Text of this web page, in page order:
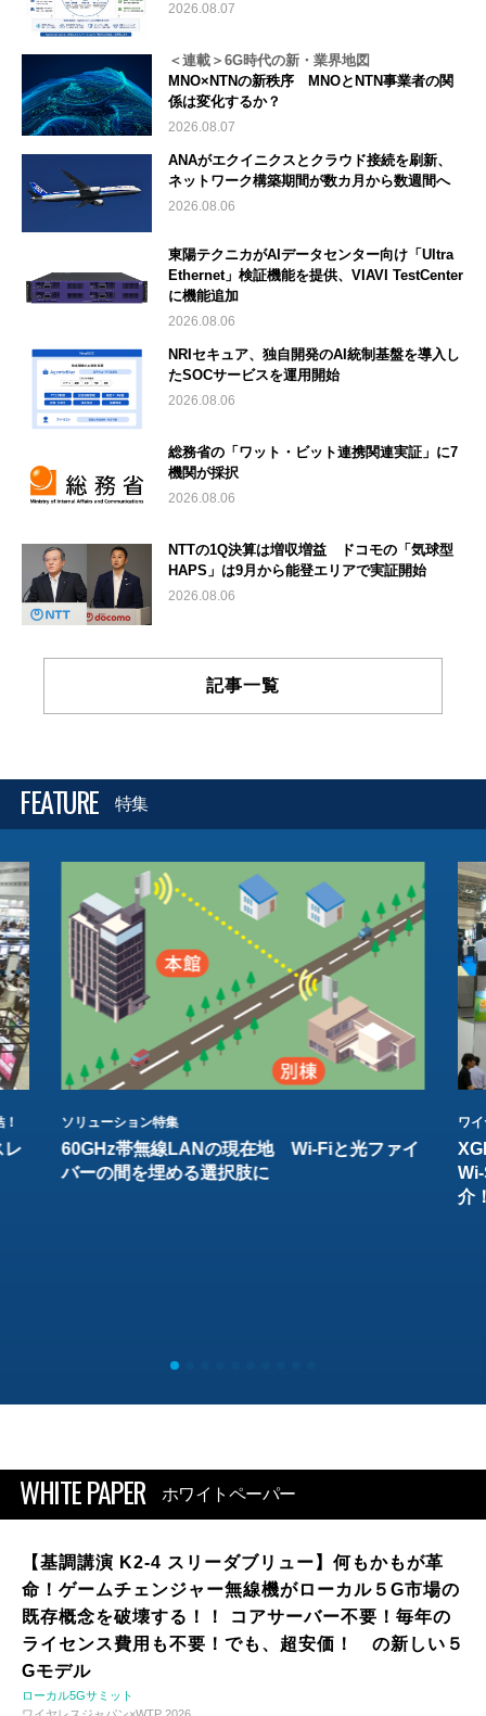
2026.08.07
＜連載＞6G時代の新・業界地図
MNO×NTNの新秩序 MNOとNTN事業者の関
係は変化するか？
2026.08.07
ANAがエクイニクスとクラウド接続を刷新、
ネットワーク構築期間が数カ月から数週間へ
2026.08.06
東陽テクニカがAIデータセンター向け「Ultra
Ethernet」検証機能を提供、VIAVI TestCenter
に機能追加
2026.08.06
NRIセキュア、独自開発のAI統制基盤を導入し
たSOCサービスを運用開始
2026.08.06
総務省の「ワット・ビット連携関連実証」に7
機関が採択
2026.08.06
NTTの1Q決算は増収増益 ドコモの「気球型
HAPS」は9月から能登エリアで実証開始
2026.08.06
記事一覧
FEATURE 特集
レ
ソリューション特集
60GHz帯無線LANの現在地 Wi-Fiと光ファイ
バーの間を埋める選択肢に
ワ
介
WHITE PAPER ホワイトペーパー
【基調講演 K2-4 スリーダブリュー】何もかもが革
命！ゲームチェンジャー無線機がローカル５G市場の
既存概念を破壊する！！ コアサーバー不要！毎年の
ライセンス費用も不要！でも、超安価！ の新しい５
Gモデル
ローカル5Gサミット